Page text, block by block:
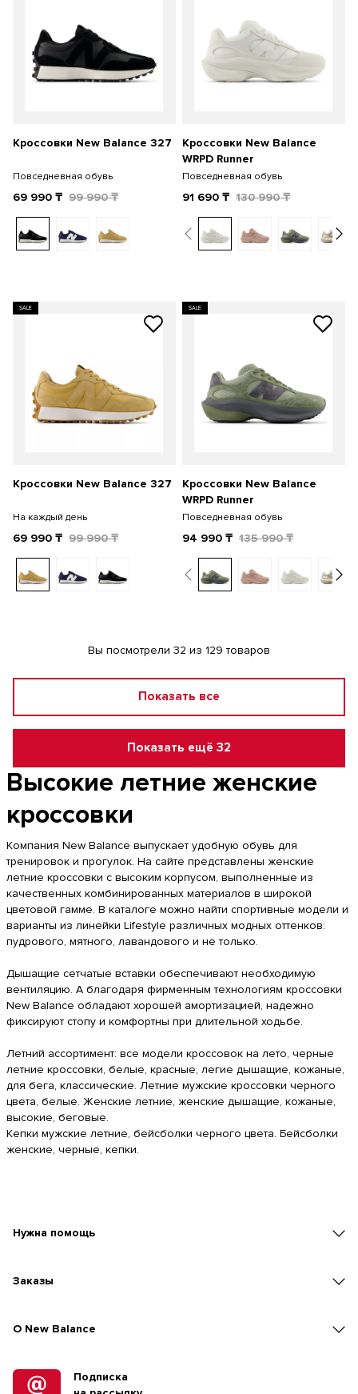
Кроссовки New Balance 327
Повседневная обувь
69 990 ₸ 99 990₸
Кроссовки New Balance
WRPD Runner
Повседневная обувь
91 690 ₸ 130 990₸
SALE
Кроссовки New Balance 327
На каждый день
69 990 ₸ 99 990₸
SALE
Кроссовки New Balance
WRPD Runner
Повседневная обувь
94 990 ₸ 135 990₸
Вы посмотрели 32 из 129 товаров
Показать все
Показать ещё 32
Высокие летние женские
кроссовки
Компания New Balance выпускает удобную обувь для
тренировок и прогулок. На сайте представлены женские
летние кроссовки с высоким корпусом, выполненные из
качественных комбинированных материалов в широкой
цветовой гамме. В каталоге можно найти спортивные модели и
варианты из линейки Lifestyle различных модных оттенков:
пудрового, мятного, лавандового и не только.
Дышащие сетчатые вставки обеспечивают необходимую
вентиляцию. А благодаря фирменным технологиям кроссовки
New Balance обладают хорошей амортизацией, надежно
фиксируют стопу и комфортны при длительной ходьбе.
Летний ассортимент: все модели кроссовок на лето, черные
летние кроссовки, белые, красные, легие дышащие, кожаные,
для бега, классические. Летние мужские кроссовки черного
цвета, белые. Женские летние, женские дышащие, кожаные,
высокие, беговые.
Кепки мужские летние, бейсболки черного цвета. Бейсболки
женские, черные, кепки.
Нужна помощь
Заказы
O New Balance
Подписка